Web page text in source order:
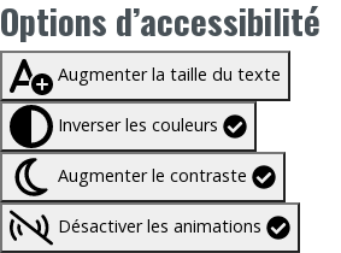
Options d’accessibilité
Taille du texte à100%
Augmenter la taille du texte
Inverser les couleurs
Augmenter le contraste
Désactiver les animations